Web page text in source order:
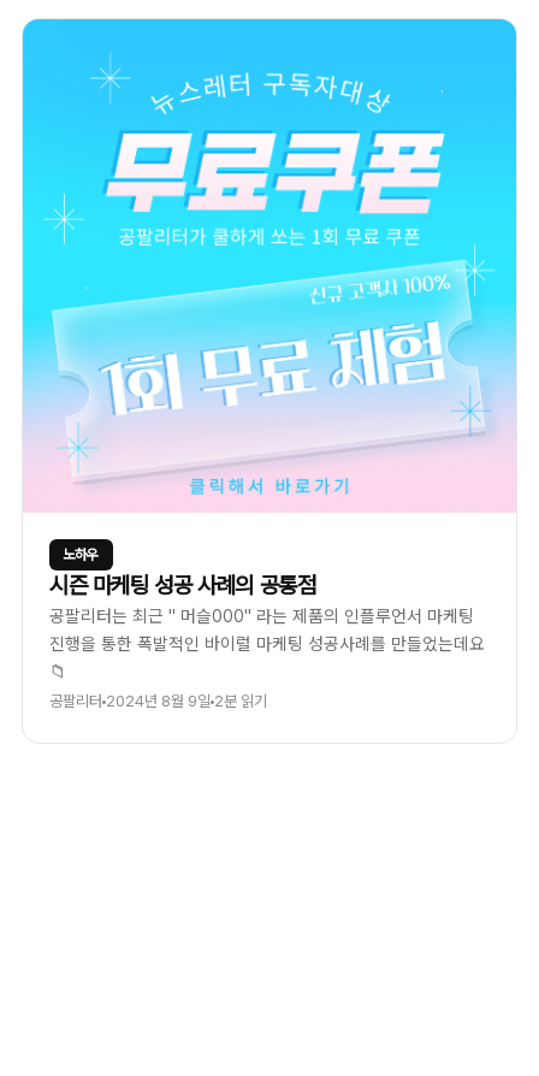
노하우
시즌 마케팅 성공 사례의 공통점
공팔리터는 최근 " 머슬000" 라는 제품의 인플루언서 마케팅
진행을 통한 폭발적인 바이럴 마케팅 성공사례를 만들었는데요
📁
공팔리터 2024년 8월 9일 2분 읽기